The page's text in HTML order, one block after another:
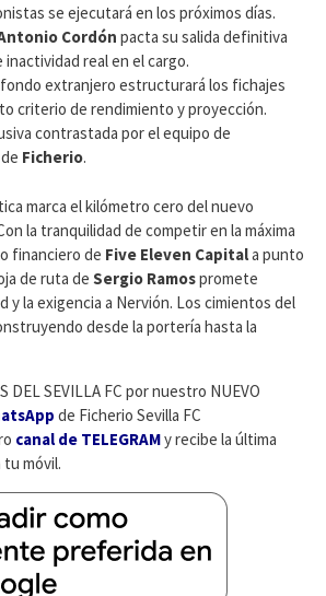
se ejecutará en los próximos días.
Cordón pacta su salida definitiva
inactividad real en el cargo.
fondo extranjero estructurará los fichajes
criterio de rendimiento y proyección.
contrastada por el equipo de
Ficherio.
marca el kilómetro cero del nuevo
la tranquilidad de competir en la máxima
financiero de Five Eleven Capitala punto
de ruta de Sergio Ramospromete
y la exigencia a Nervión. Los cimientos del
desde la portería hasta la
DEL SEVILLA FC por nuestro NUEVO
de Ficherio Sevilla FC
canal de TELEGRAMy recibe la última
tu móvil.